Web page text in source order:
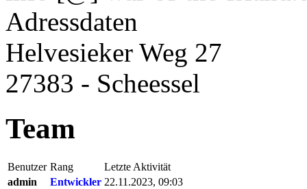
Adressdaten
Helvesieker Weg 27
27383 - Scheessel
Team
Benutzer Rang
Letzte Aktivität
admin
Entwickler 22.11.2023, 09:03